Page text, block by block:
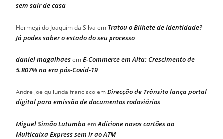
sem sair de casa
Hermegildo Joaquim da Silva em Tratou o Bilhete de Identidade?
Já podes saber o estado do seu processo
daniel magalhaesemE-Commerce em Alta: Crescimento de
5.807% na era pós-Covid-19
Andre joe quilunda franciscoemDirecção de Trânsito lança portal
digital para emissão de documentos rodoviários
Miguel Simão LutumbaemAdicione novos cartões ao
Multicaixa Express sem ir ao ATM